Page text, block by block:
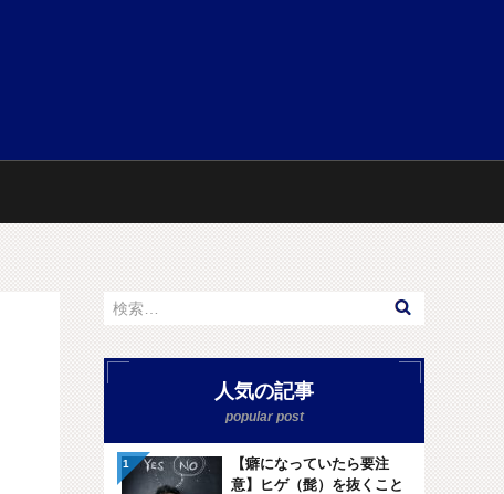
人気の記事
【癖になっていたら要注
意】ヒゲ（髭）を抜くこと